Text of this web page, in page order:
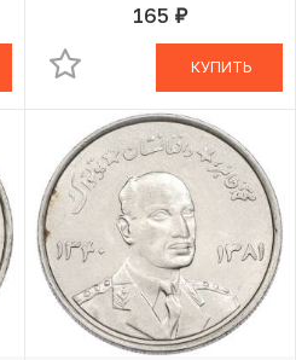
165 руб.В КОРЗИНЕ
КУПИТЬ